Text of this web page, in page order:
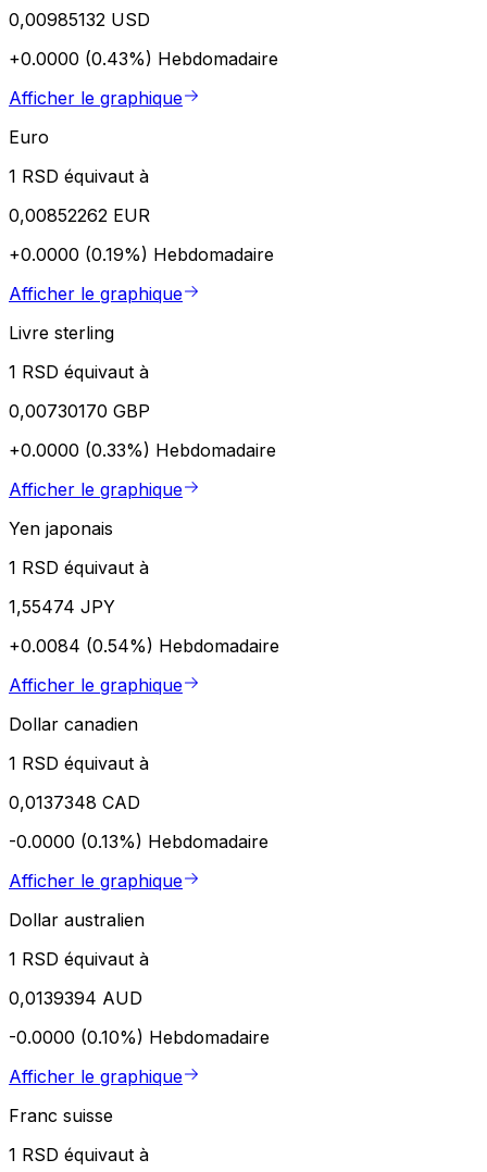
0,00985132 USD
+0.0000 (0.43%) Hebdomadaire
Afficher le graphique
Euro
1 RSD équivaut à
0,00852262 EUR
+0.0000 (0.19%) Hebdomadaire
Afficher le graphique
Livre sterling
1 RSD équivaut à
0,00730170 GBP
+0.0000 (0.33%) Hebdomadaire
Afficher le graphique
Yen japonais
1 RSD équivaut à
1,55474 JPY
+0.0084 (0.54%) Hebdomadaire
Afficher le graphique
Dollar canadien
1 RSD équivaut à
0,0137348 CAD
-0.0000 (0.13%) Hebdomadaire
Afficher le graphique
Dollar australien
1 RSD équivaut à
0,0139394 AUD
-0.0000 (0.10%) Hebdomadaire
Afficher le graphique
Franc suisse
1 RSD équivaut à